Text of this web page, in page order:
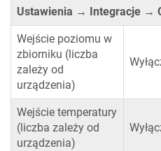
Ustawienia → Integracje →
Wejście poziomu w
zbiorniku (liczba
zależy od
urządzenia)
Wejście temperatury
(liczba zależy od
urządzenia)